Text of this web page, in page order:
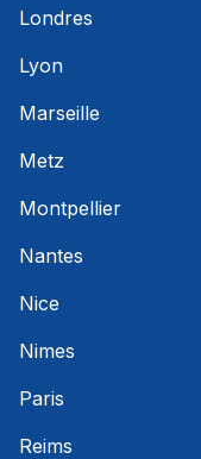
Londres
Lyon
Marseille
Metz
Montpellier
Nantes
Nice
Nimes
Paris
Reims